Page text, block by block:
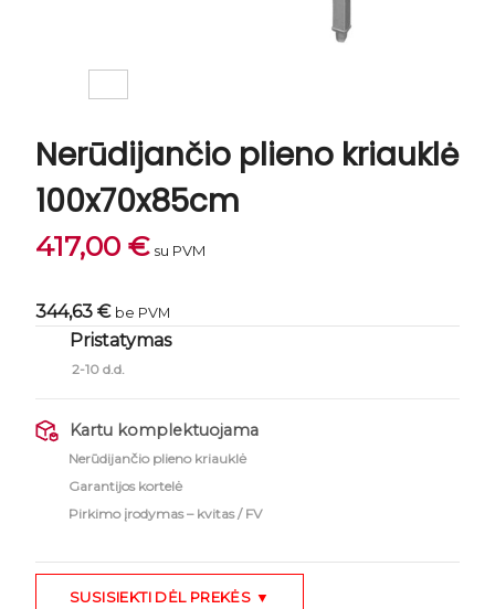
Nerūdijančio plieno kriauklė
100x70x85cm
417,00 € su PVM
344,63 € be PVM
Pristatymas
2-10 d.d.
Kartu komplektuojama
Nerūdijančio plieno kriauklė
Garantijos kortelė
Pirkimo įrodymas – kvitas / FV
SUSISIEKTI DĖL PREKĖS ▼